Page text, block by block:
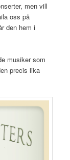
men vill
oss på
den hem i
musiker som
precis lika